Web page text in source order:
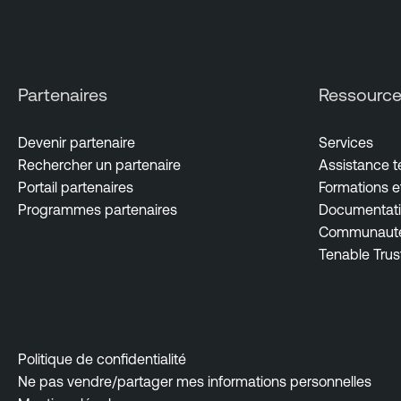
i
y
M
a
n
n
Partenaires
Devenir partenaire
Rechercher un partenaire
Portail partenaires
Programmes partenaires
Services
Assistance
Formations
Tenable
Politique de confidentialité
Ne pas vendre/partager mes informations personnelles